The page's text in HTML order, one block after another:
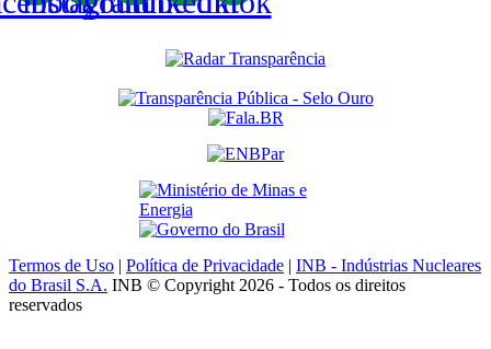
Termos de Uso | Política de Privacidade | INB - Indústrias Nucleares
do Brasil S.A. INB © Copyright 2026 - Todos os direitos
reservados